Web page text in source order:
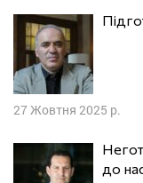
27 Жовтня 2025 р.
Неготовність Європи підштовхує Путіна
до